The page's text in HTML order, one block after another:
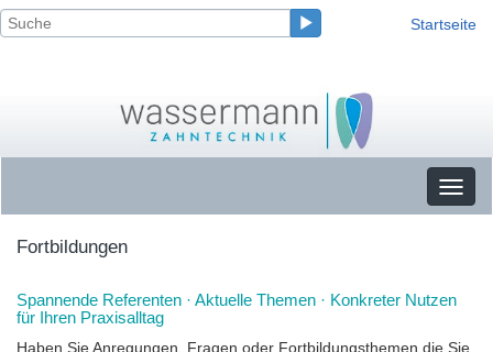
Startseite
Fortbildungen
Spannende Referenten · Aktuelle Themen · Konkreter Nutzen
für Ihren Praxisalltag
Haben Sie Anregungen, Fragen oder Fortbildungsthemen die Sie